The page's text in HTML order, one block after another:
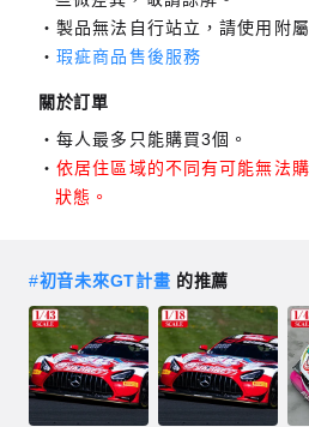
製品無法自行站立，請使用附
瑕疵商品售後服務
關於訂單
每人最多只能購買3個。
依居住區域的不同有可能無法
狀態。
#初音未來GT計畫 的推薦